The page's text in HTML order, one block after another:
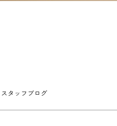
スタッフブログ